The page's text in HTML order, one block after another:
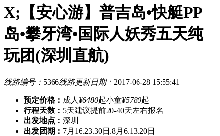
X;【安心游】普吉岛•快艇PP
岛•攀牙湾•国际人妖秀五天纯
玩团(深圳直航)
线路编号： 5366线路更新日期： 2017-06-28 15:55:41
预定价格： 成人 ¥6480起小童¥5780起
行程天数： 5天建议提前20-40天左右报名
出发地点： 深圳
出发团期： 7月16.23.30日.8月6.13.20日